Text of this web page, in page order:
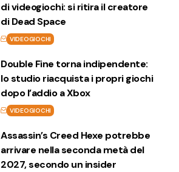
di videogiochi: si ritira il creatore
di Dead Space
VIDEOGIOCHI
Double Fine torna indipendente:
lo studio riacquista i propri giochi
dopo l’addio a Xbox
VIDEOGIOCHI
Assassin’s Creed Hexe potrebbe
arrivare nella seconda metà del
2027, secondo un insider